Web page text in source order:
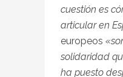
cuestión es
articular en
europeos
solidaridad
ha puesto